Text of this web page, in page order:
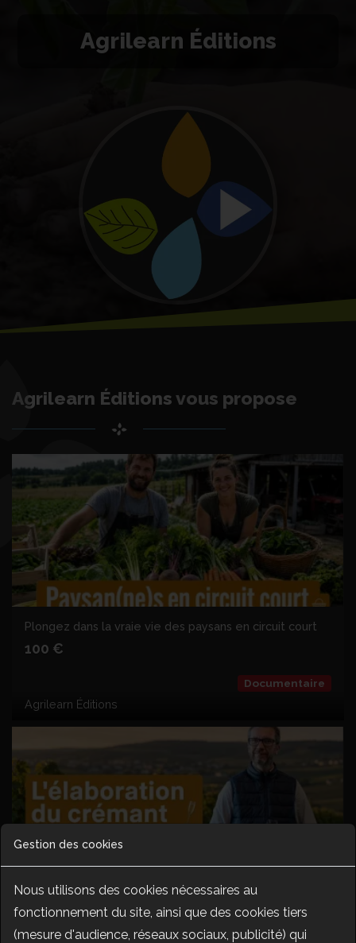
Agrilearn Éditions
Agrilearn Éditionsvous propose
Documentaire
Agrilearn Éditions
Plongez dans la vraie vie des paysans en circuit court
100 €
L'élaboration du crémant à la Cave de Lugny
19,90 €
Gestion des cookies
Nous utilisons des cookies nécessaires au
fonctionnement du site, ainsi que des cookies tiers
(mesure d'audience, réseaux sociaux, publicité) qui